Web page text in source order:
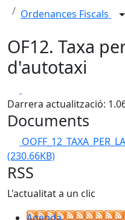
Ordenances Fiscals
OF12. Taxa
d'autotaxi
Darrera actualització:
Documents
(230.66KB)
RSS
L'actualitat a un clic